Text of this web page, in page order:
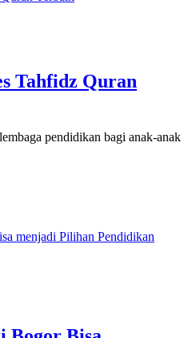
Tahfidz Quran
pendidikan bagi anak-anak